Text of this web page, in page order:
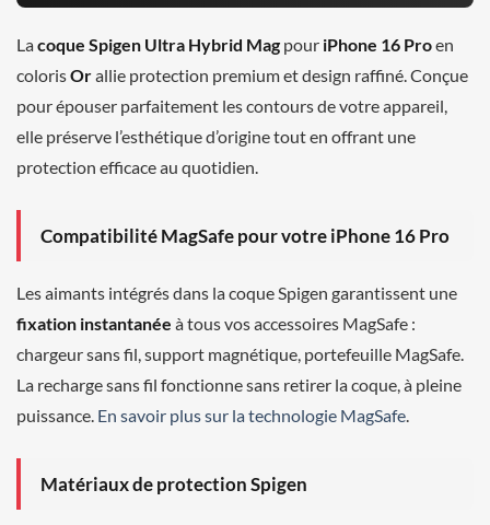
Lacoque Spigen Ultra Hybrid Mag pour iPhone 16 Proen
colorisOrallie protection premium et design raffiné. Conçue
pour épouser parfaitement les contours de votre appareil,
elle préserve l’esthétique d’origine tout en offrant une
protection efficace au quotidien.
Compatibilité MagSafe pour votre iPhone 16 Pro
Les aimants intégrés dans la coque Spigen garantissent une
fixation instantanée à tous vos accessoires MagSafe :
chargeur sans fil, support magnétique, portefeuille MagSafe.
La recharge sans fil fonctionne sans retirer la coque, à pleine
puissance. En savoir plus sur la technologie MagSafe.
Matériaux de protection Spigen